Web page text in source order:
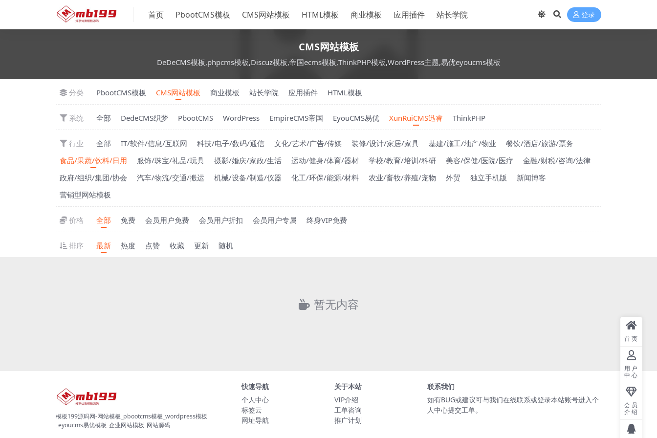
首页 PbootCMS模板 CMS网站模板 HTML模板 商业模板 应用插件 站长学院 登录
CMS网站模板
DeDeCMS模板,phpcms模板,Discuz模板,帝国ecms模板,ThinkPHP模板,WordPress主题,易优eyoucms模板
分类 PbootCMS模板 CMS网站模板 商业模板 站长学院 应用插件 HTML模板
系统 全部 DedeCMS织梦 PbootCMS WordPress EmpireCMS帝国 EyouCMS易优 XunRuiCMS迅睿 ThinkPHP
行业 全部 IT/软件/信息/互联网 科技/电子/数码/通信 文化/艺术/广告/传媒 装修/设计/家居/家具 基建/施工/地产/物业
餐饮/酒店/旅游/票务
食品/果蔬/饮料/日用
服饰/珠宝/礼品/玩具 摄影/婚庆/家政/生活 运动/健身/体育/器材 学校/教育/培训/科研 美容/保健/医院/医疗
金融/财税/咨询/法律
政府/组织/集团/协会
汽车/物流/交通/搬运 机械/设备/制造/仪器 化工/环保/能源/材料 农业/畜牧/养殖/宠物 外贸 独立手机版
新闻博客
营销型网站模板
价格 全部 免费 会员用户免费 会员用户折扣 会员用户专属 终身VIP免费
排序 最新 热度 点赞 收藏 更新 随机
暂无内容
模板199源码网-网站模板_pbootcms模板_wordpress模板
_eyoucms易优模板_企业网站模板_网站源码
快速导航
个人中心
标签云
网址导航
关于本站
VIP介绍
工单咨询
推广计划
联系我们
如有BUG或建议可与我们在线联系或登录本站账号进入个
人中心提交工单。
首页
用户
中心
会员
介绍